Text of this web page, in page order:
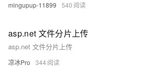
mingupup-11899 540
asp.net 文件分片上传
asp.net 文件分片上传
凉冰Pro 344